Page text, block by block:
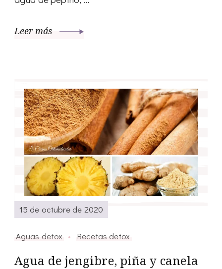
Leer más
15 de octubre de 2020
Aguas detox Recetas detox
Agua de jengibre, piña y canela